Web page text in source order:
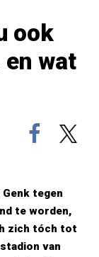
ook
wat
Genk tegen
te worden,
zich tóch tot
van